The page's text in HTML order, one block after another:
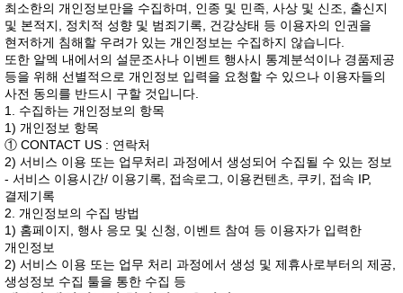
최소한의 개인정보만을 수집하며, 인종 및 민족, 사상 및 신조, 출신지
및 본적지, 정치적 성향 및 범죄기록, 건강상태 등 이용자의 인권을
현저하게 침해할 우려가 있는 개인정보는 수집하지 않습니다.
또한 알멕 내에서의 설문조사나 이벤트 행사시 통계분석이나 경품제공
등을 위해 선별적으로 개인정보 입력을 요청할 수 있으나 이용자들의
사전 동의를 반드시 구할 것입니다.
1. 수집하는 개인정보의 항목
1) 개인정보 항목
① CONTACT US : 연락처
2) 서비스 이용 또는 업무처리 과정에서 생성되어 수집될 수 있는 정보
- 서비스 이용시간/ 이용기록, 접속로그, 이용컨텐츠, 쿠키, 접속 IP,
결제기록
2. 개인정보의 수집 방법
1) 홈페이지, 행사 응모 및 신청, 이벤트 참여 등 이용자가 입력한
개인정보
2) 서비스 이용 또는 업무 처리 과정에서 생성 및 제휴사로부터의 제공,
생성정보 수집 툴을 통한 수집 등